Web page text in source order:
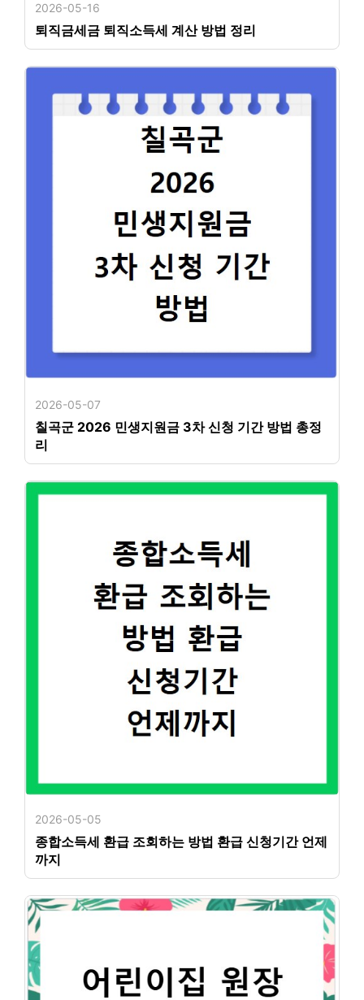
2026-05-16
퇴직금세금 퇴직소득세 계산 방법 정리
2026-05-07
칠곡군 2026 민생지원금 3차 신청 기간 방법 총정
리
2026-05-05
종합소득세 환급 조회하는 방법 환급 신청기간 언제
까지